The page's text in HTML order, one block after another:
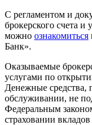
С регламентом и
брокерского счета
можно ознакомиться
Банк».
Оказываемые
услугами по
Денежные средства,
обслуживании, не
Федеральным
страховании